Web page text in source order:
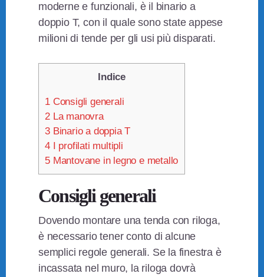
moderne e funzionali, è il binario a
doppio T, con il quale sono state appese
milioni di tende per gli usi più disparati.
Indice
1Consigli generali
2La manovra
3Binario a doppia T
4I profilati multipli
5Mantovane in legno e metallo
Consigli generali
Dovendo montare una tenda con riloga,
è necessario tener conto di alcune
semplici regole generali. Se la finestra è
incassata nel muro, la riloga dovrà